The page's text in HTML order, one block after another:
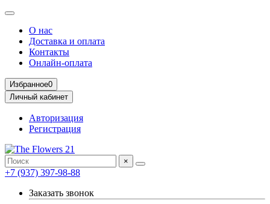
О нас
Доставка и оплата
Контакты
Онлайн-оплата
Избранное0
Личный кабинет
Авторизация
Регистрация
×
+7 (937) 397-98-88
Заказать звонок